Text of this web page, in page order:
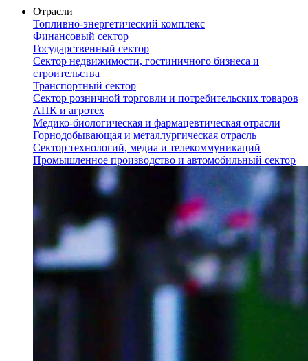
Отрасли
Топливно-энергетический комплекс
Финансовый сектор
Государственный сектор
Сектор недвижимости, гостиничного бизнеса и
строительства
Транспортный сектор
Сектор розничной торговли и потребительских товаров
АПК и агротех
Медико-биологическая и фармацевтическая отрасли
Горнодобывающая и металлургическая отрасль
Сектор технологий, медиа и телекоммуникаций
Промышленное производство и автомобильный сектор